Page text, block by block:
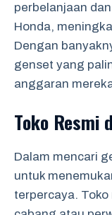
perbelanjaan
Honda,
Dengan
genset yang
anggaran
Toko Resmi
Dalam mencari
untuk
terpercaya.